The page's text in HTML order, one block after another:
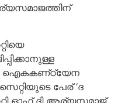
ഐകകണ്‌ഠ്യേന
പേര് ‘ദ
ഓഫ് ദി ആര്യസമാജ്